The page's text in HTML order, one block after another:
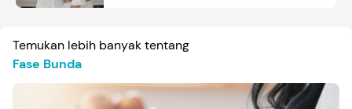
Temukan lebih banyak tentang
Fase Bunda